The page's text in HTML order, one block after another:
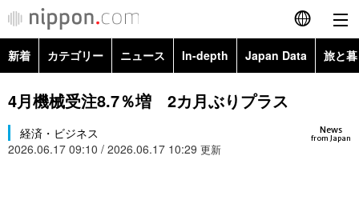
English
简体字
カテゴリー
新着 カテゴリー ニュース In-depth Japan Data 旅と
政治・外交
経済・ビジネス Images
4月機械受注8.7％増 2カ月ぶりプラス
News
from Japan
経済・ビジネス
2026.06.17 09:10 / 2026.06.17 10:29 更新